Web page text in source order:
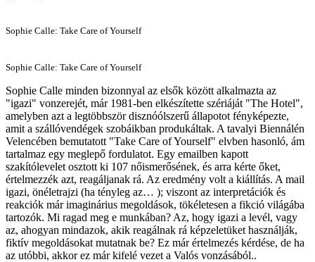
Sophie Calle: Take Care of Yourself
Sophie Calle: Take Care of Yourself
Sophie Calle minden bizonnyal az elsők között alkalmazta az
"igazi" vonzerejét, már 1981-ben elkészítette szériáját "The Hotel",
amelyben azt a legtöbbször disznóólszerű állapotot fényképezte,
amit a szállóvendégek szobáikban produkáltak. A tavalyi Biennálén
Velencében bemutatott "Take Care of Yourself" elvben hasonló, ám
tartalmaz egy meglepő fordulatot. Egy emailben kapott
szakítólevelet osztott ki 107 nőismerősének, és arra kérte őket,
értelmezzék azt, reagáljanak rá. Az eredmény volt a kiállítás. A mail
igazi, önéletrajzi (ha tényleg az… ); viszont az interpretációk és
reakciók már imaginárius megoldások, tökéletesen a fikció világába
tartozók. Mi ragad meg e munkában? Az, hogy igazi a levél, vagy
az, ahogyan mindazok, akik reagálnak rá képzeletüket használják,
fiktív megoldásokat mutatnak be? Ez már értelmezés kérdése, de ha
az utóbbi, akkor ez már kifelé vezet a Valós vonzásából..